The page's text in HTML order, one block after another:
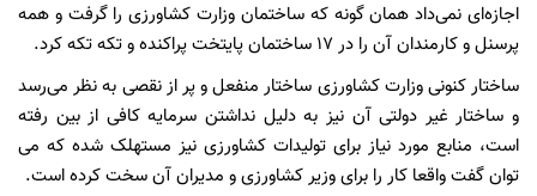
اجازه‌ای نمی‌داد همان گونه که ساختمان وزارت کشاورزی را گرفت و همه
پرسنل و کارمندان آن را در 17 ساختمان پایتخت پراکنده و تکه تکه کرد.
ساختار کنونی وزارت کشاورزی ساختار منفعل و پر از نقصی به نظر می‌رسد
و ساختار غیر دولتی آن نیز به دلیل نداشتن سرمایه کافی از بین رفته
است، منابع مورد نیاز برای تولیدات کشاورزی نیز مستهلک شده که می
توان گفت واقعا کار را برای وزیر کشاورزی و مدیران آن سخت کرده است.